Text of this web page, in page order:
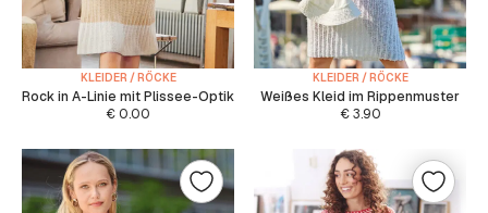
KLEIDER / RÖCKE
Rock in A-Linie mit Plissee-Optik
€ 0.00
KLEIDER / RÖCKE
Weißes Kleid im Rippenmuster
€3.90